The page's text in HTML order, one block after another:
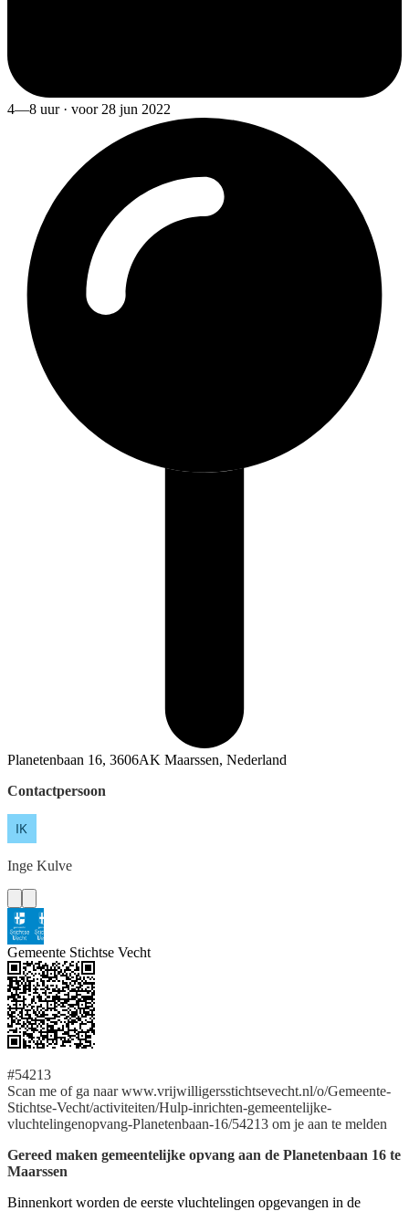
4—8 uur · voor 28 jun 2022
Planetenbaan 16, 3606AK Maarssen, Nederland
Contactpersoon
Inge Kulve
Gemeente Stichtse Vecht
#54213
Scan me of ga naar www.vrijwilligersstichtsevecht.nl/o/Gemeente-
Stichtse-Vecht/activiteiten/Hulp-inrichten-gemeentelijke-
vluchtelingenopvang-Planetenbaan-16/54213 om je aan te melden
Gereed maken gemeentelijke opvang aan de Planetenbaan 16 te
Maarssen
Binnenkort worden de eerste vluchtelingen opgevangen in de